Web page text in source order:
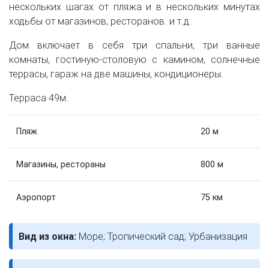
нескольких шагах от пляжа и в нескольких минутах
ходьбы от магазинов, ресторанов. и т.д.
Дом включает в себя три спальни, три ванные
комнаты, гостиную-столовую с камином, солнечные
террасы, гараж на две машины, кондиционеры.
Терраса 49м.
Пляж 20 м
Магазины, рестораны 800 м
Аэропорт 75 км
Вид из окна: Море; Тропический сад; Урбанизация